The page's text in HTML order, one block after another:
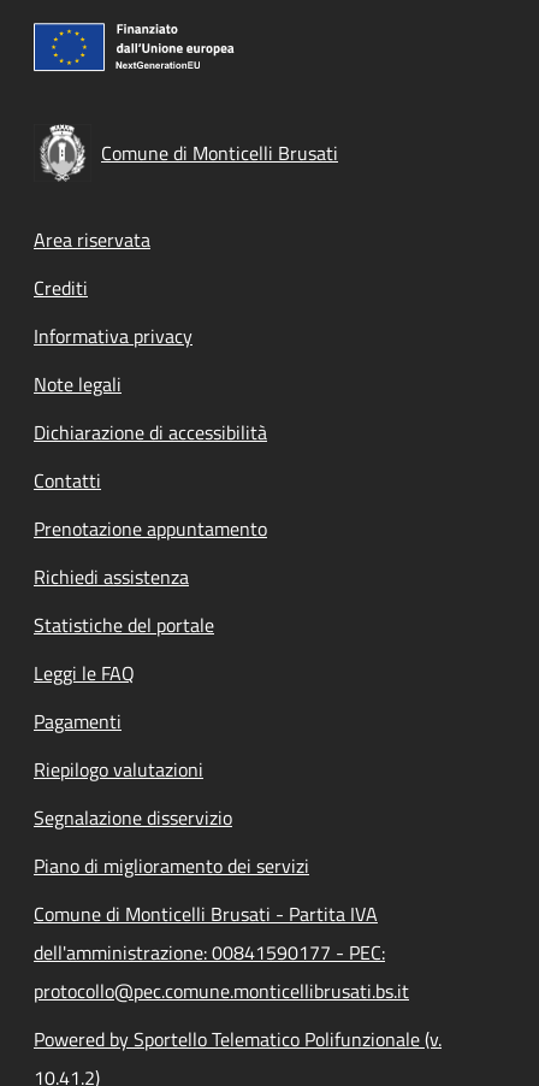
Comune di Monticelli Brusati
Footer menu
Area riservata
Crediti
Informativa privacy
Note legali
Dichiarazione di accessibilità
Contatti
Prenotazione appuntamento
Richiedi assistenza
Statistiche del portale
Leggi le FAQ
Pagamenti
Riepilogo valutazioni
Segnalazione disservizio
Piano di miglioramento dei servizi
Comune di Monticelli Brusati - Partita IVA
dell'amministrazione: 00841590177 - PEC:
protocollo@pec.comune.monticellibrusati.bs.it
Powered by Sportello Telematico Polifunzionale (v.
10.41.2)